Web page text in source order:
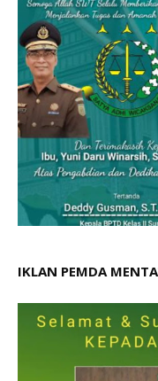
IKLAN PEMDA